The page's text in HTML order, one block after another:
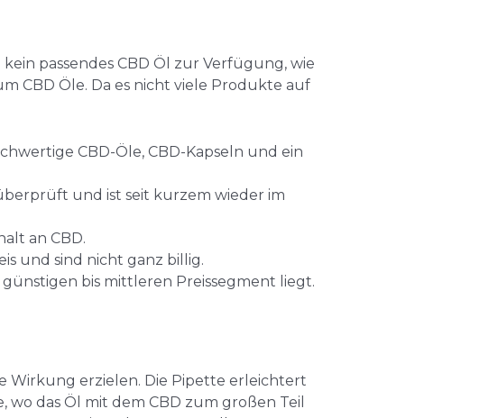
passendes CBD Öl zur Verfügung, wie
CBD Öle. Da es nicht viele Produkte auf
CBD-Öle, CBD-Kapseln und ein
und ist seit kurzem wieder im
an CBD.
und sind nicht ganz billig.
bis mittleren Preissegment liegt.
Wirkung erzielen. Die Pipette erleichtert
das Öl mit dem CBD zum großen Teil